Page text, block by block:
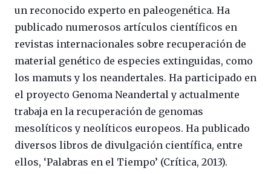
un reconocido experto en paleogenética. Ha
publicado numerosos artículos científicos en
revistas internacionales sobre recuperación de
material genético de especies extinguidas, como
los mamuts y los neandertales. Ha participado en
el proyecto Genoma Neandertal y actualmente
trabaja en la recuperación de genomas
mesolíticos y neolíticos europeos. Ha publicado
diversos libros de divulgación científica, entre
ellos, ‘Palabras en el Tiempo’ (Crítica, 2013).